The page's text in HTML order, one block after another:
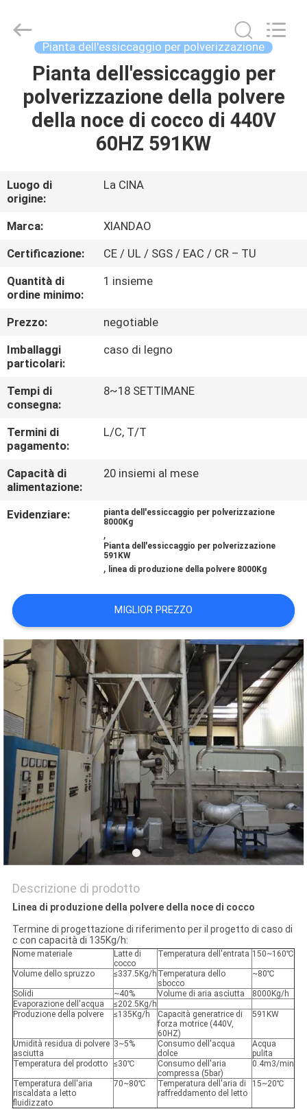
CASA
PRODOTTI
NOI
GIRO
DELLA
FABBRICA
CONTROLLO
DI
QUALITÀ
CONTATTICI
NOTIZIA
RICHIEDA
UNA
DEL
SITO
PRIVACY
POLICY
Drying
Technology
Pianta dell'essiccaggio per polverizzazione
Pianta dell'essiccaggio per
polverizzazione della polvere
della noce di cocco di 440V
60HZ 591KW
Luogo di
origine:
La CINA
Marca:
XIANDAO
Certificazione:
CE / UL / SGS / EAC / CR – TU
Quantità di
ordine minimo:
1 insieme
Prezzo:
negotiable
Imballaggi
particolari:
caso di legno
Tempi di
consegna:
8~18 SETTIMANE
Termini di
pagamento:
L/C, T/T
Capacità di
alimentazione:
20 insiemi al mese
Evidenziare:
pianta dell'essiccaggio per polverizzazione
8000Kg
,
Pianta dell'essiccaggio per polverizzazione
591KW
, linea di produzione della polvere 8000Kg
MIGLIOR PREZZO
Descrizione di prodotto
Linea di produzione della polvere della noce di cocco
Termine di progettazione di riferimento per il progetto di caso di
c con capacità di 135Kg/h:
Nome materiale
Latte di
cocco
Temperatura dell'entrata 150~160℃
Volume dello spruzzo ≤337.5Kg/h Temperatura dello
sbocco
~80℃
Solidi ~40% Volume di aria asciutta
8000Kg/h
Evaporazione dell'acqua
≤202.5Kg/h
Produzione della polvere
≤135Kg/h
Capacità generatrice di
forza motrice (440V,
60HZ)
591KW
Umidità residua di polvere
asciutta
3~5%
Consumo dell'acqua
dolce
Acqua
pulita
Temperatura del prodotto
≤30℃
Consumo dell'aria
compressa (5bar)
0.4m3/min
Temperatura dell'aria
riscaldata a letto
fluidizzato
70~80℃
Temperatura dell'aria di
raffreddamento del letto
15~20℃